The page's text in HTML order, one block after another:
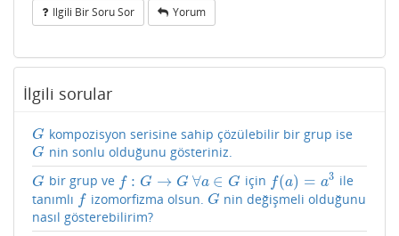
Ilgili Bir Soru Sor Yorum
İlgili sorular
G
G kompozisyon serisine sahip çözülebilir bir grup ise
G
G nin sonlu olduğunu gösteriniz.
G
G bir grup ve f : G → G
f:G →G ∀a ∈ G
∀a∈G için f(a) = a3
f(a)=a 3
ile
tanımlı f
f izomorfizma olsun. G
G nin değişmeli olduğunu
nasıl gösterebilirim?